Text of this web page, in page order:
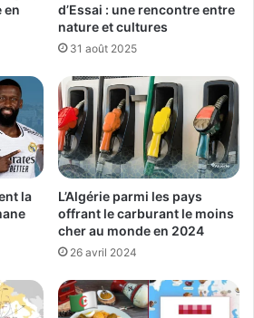
en
d’Essai : une rencontre entre
nature et cultures
31 août 2025
la
L’Algérie parmi les pays
offrant le carburant le moins
cher au monde en 2024
26 avril 2024